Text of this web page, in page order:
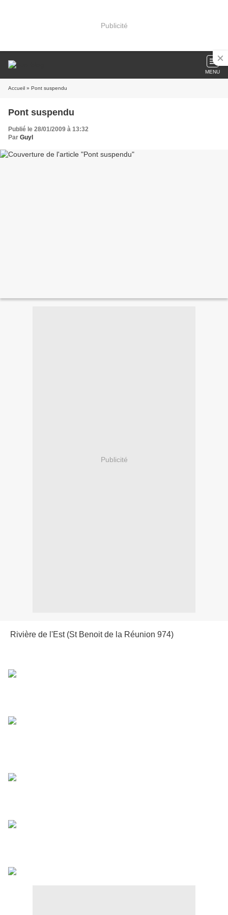
Publicité
MENU
Accueil » Pont suspendu
Pont suspendu
Publié le 28/01/2009 à 13:32
Par Guyl
Publicité
Rivière de l'Est (St Benoit de la Réunion 974)